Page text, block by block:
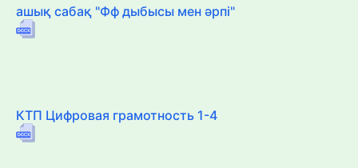
ашық сабақ "Фф дыбысы мен әрпі"
КТП Цифровая грамотность 1-4